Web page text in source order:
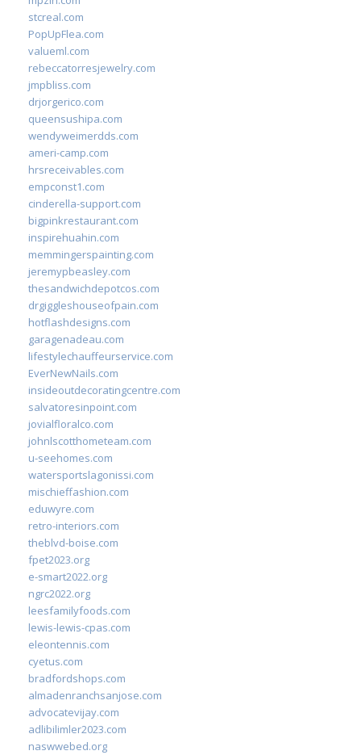
stcreal.com
PopUpFlea.com
valueml.com
rebeccatorresjewelry.com
jmpbliss.com
drjorgerico.com
queensushipa.com
wendyweimerdds.com
ameri-camp.com
hrsreceivables.com
empconst1.com
cinderella-support.com
bigpinkrestaurant.com
inspirehuahin.com
memmingerspainting.com
jeremypbeasley.com
thesandwichdepotcos.com
drgiggleshouseofpain.com
hotflashdesigns.com
garagenadeau.com
lifestylechauffeurservice.com
EverNewNails.com
insideoutdecoratingcentre.com
salvatoresinpoint.com
jovialfloralco.com
johnlscotthometeam.com
u-seehomes.com
watersportslagonissi.com
mischieffashion.com
eduwyre.com
retro-interiors.com
theblvd-boise.com
fpet2023.org
e-smart2022.org
ngrc2022.org
leesfamilyfoods.com
lewis-lewis-cpas.com
eleontennis.com
cyetus.com
bradfordshops.com
almadenranchsanjose.com
advocatevijay.com
adlibilimler2023.com
naswwebed.org